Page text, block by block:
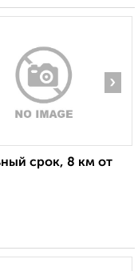
›
срок, 8 км от